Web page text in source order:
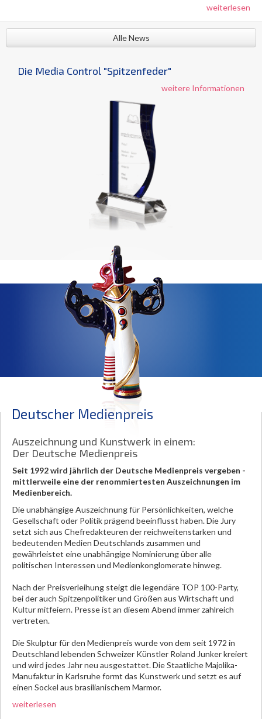
weiterlesen
Alle News
Die Media Control "Spitzenfeder"
weitere Informationen
Deutscher Medienpreis
Auszeichnung und Kunstwerk in einem:
Der Deutsche Medienpreis
Seit 1992 wird jährlich der Deutsche Medienpreis vergeben -
mittlerweile eine der renommiertesten Auszeichnungen im
Medienbereich.
Die unabhängige Auszeichnung für Persönlichkeiten, welche
Gesellschaft oder Politik prägend beeinflusst haben. Die Jury
setzt sich aus Chefredakteuren der reichweitenstarken und
bedeutenden Medien Deutschlands zusammen und
gewährleistet eine unabhängige Nominierung über alle
politischen Interessen und Medienkonglomerate hinweg.
Nach der Preisverleihung steigt die legendäre TOP 100-Party,
bei der auch Spitzenpolitiker und Größen aus Wirtschaft und
Kultur mitfeiern. Presse ist an diesem Abend immer zahlreich
vertreten.
Die Skulptur für den Medienpreis wurde von dem seit 1972 in
Deutschland lebenden Schweizer Künstler Roland Junker kreiert
und wird jedes Jahr neu ausgestattet. Die Staatliche Majolika-
Manufaktur in Karlsruhe formt das Kunstwerk und setzt es auf
einen Sockel aus brasilianischem Marmor.
weiterlesen